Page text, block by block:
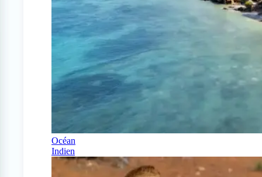
Océan
Indien